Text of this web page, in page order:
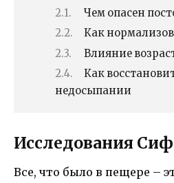
Чем опасен
Как
Влияние
Как
недосыпании
Исследования
Все, что было в пещере –